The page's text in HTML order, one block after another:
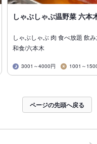
しゃぶしゃぶ温野菜 六本
しゃぶしゃぶ 肉 食べ放題 飲
和食/六本木
3001～4000円 1001～
ページの先頭へ戻る